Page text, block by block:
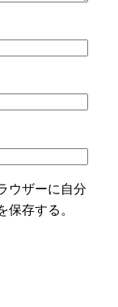
ウザーに自分
存する。